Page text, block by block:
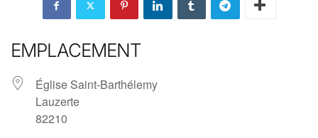
EMPLACEMENT
Église Saint-Barthélemy
Lauzerte
82210